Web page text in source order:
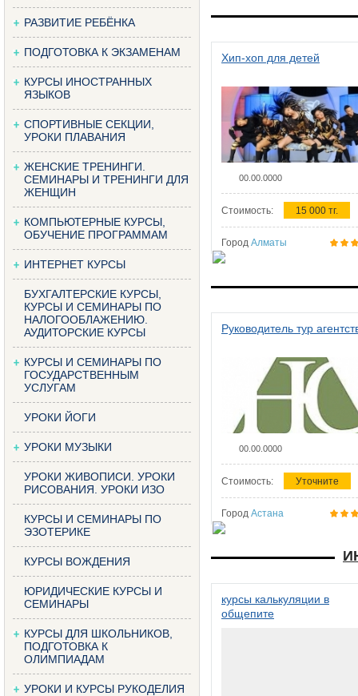
РАЗВИТИЕ РЕБЁНКА
ПОДГОТОВКА К ЭКЗАМЕНАМ
КУРСЫ ИНОСТРАННЫХ
ЯЗЫКОВ
СПОРТИВНЫЕ СЕКЦИИ,
УРОКИ ПЛАВАНИЯ
ЖЕНСКИЕ ТРЕНИНГИ.
СЕМИНАРЫ И ТРЕНИНГИ ДЛЯ
ЖЕНЩИН
КОМПЬЮТЕРНЫЕ КУРСЫ,
ОБУЧЕНИЕ ПРОГРАММАМ
ИНТЕРНЕТ КУРСЫ
БУХГАЛТЕРСКИЕ КУРСЫ,
КУРСЫ И СЕМИНАРЫ ПО
НАЛОГООБЛАЖЕНИЮ.
АУДИТОРСКИЕ КУРСЫ
КУРСЫ И СЕМИНАРЫ ПО
ГОСУДАРСТВЕННЫМ
УСЛУГАМ
УРОКИ ЙОГИ
УРОКИ МУЗЫКИ
УРОКИ ЖИВОПИСИ. УРОКИ
РИСОВАНИЯ. УРОКИ ИЗО
КУРСЫ И СЕМИНАРЫ ПО
ЭЗОТЕРИКЕ
КУРСЫ ВОЖДЕНИЯ
ЮРИДИЧЕСКИЕ КУРСЫ И
СЕМИНАРЫ
КУРСЫ ДЛЯ ШКОЛЬНИКОВ,
ПОДГОТОВКА К
ОЛИМПИАДАМ
УРОКИ И КУРСЫ РУКОДЕЛИЯ
Хип-хоп для детей
00.00.0000
Стоимость: 15 000 тг.
Город Алматы
Руководитель тур
00.00.0000
Стоимость: Уточните
Город Астана
курсы калькуляции в
общепите